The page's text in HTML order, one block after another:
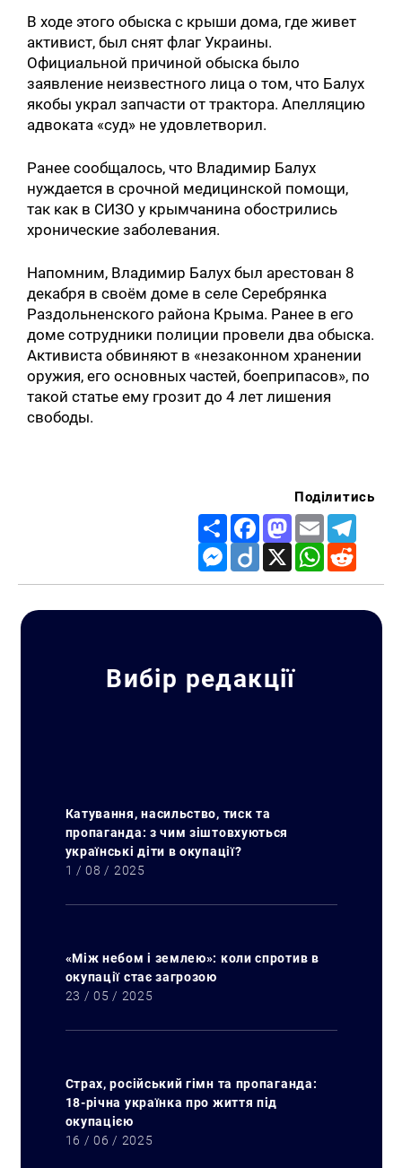
В ходе этого обыска с крыши дома, где живет
активист, был снят флаг Украины.
Официальной причиной обыска было
заявление неизвестного лица о том, что Балух
якобы украл запчасти от трактора. Апелляцию
адвоката «суд» не удовлетворил.
Ранее сообщалось, что Владимир Балух
нуждается в срочной медицинской помощи,
так как в СИЗО у крымчанина обострились
хронические заболевания.
Напомним, Владимир Балух был арестован 8
декабря в своём доме в селе Серебрянка
Раздольненского района Крыма. Ранее в его
доме сотрудники полиции провели два обыска.
Активиста обвиняют в «незаконном хранении
оружия, его основных частей, боеприпасов», по
такой статье ему грозит до 4 лет лишения
свободы.
Поділитись
Share FacebookMastodon
Email
Messenger
Diigo X WhatsApp
Вибір редакції
Катування, насильство, тиск та
пропаганда: з чим зіштовхуються
українські діти в окупації?
1 / 08 / 2025
«Між небом і землею»: коли спротив в
окупації стає загрозою
23 / 05 / 2025
Страх, російський гімн та пропаганда:
18-річна українка про життя під
окупацією
16 / 06 / 2025